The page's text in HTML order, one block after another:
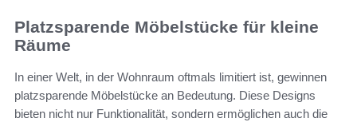
Platzsparende Möbelstücke für kleine
Räume
In einer Welt, in der Wohnraum oftmals limitiert ist, gewinnen
platzsparende Möbelstücke an Bedeutung. Diese Designs
bieten nicht nur Funktionalität, sondern ermöglichen auch die